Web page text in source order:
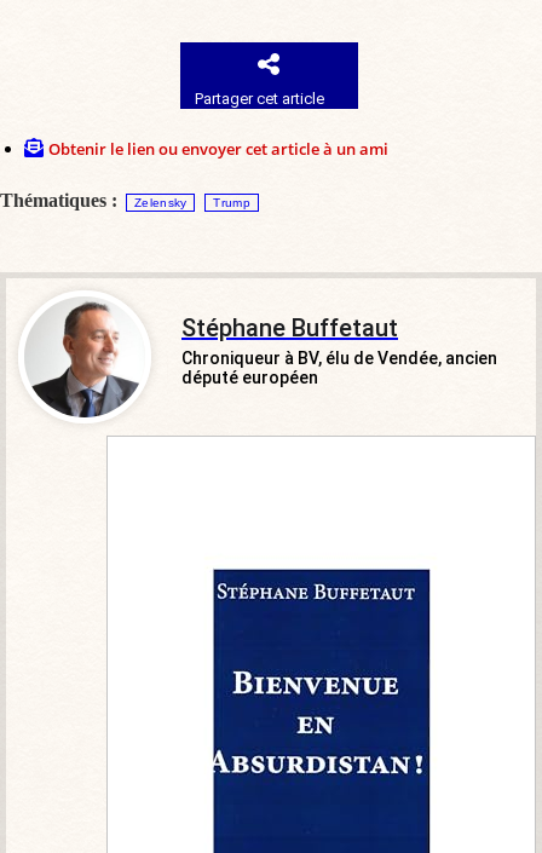
Partager cet article
Obtenir le lien ou envoyer cet article à un ami
Thématiques : Zelensky Trump
Stéphane Buffetaut
Chroniqueur à BV, élu de Vendée, ancien
député européen